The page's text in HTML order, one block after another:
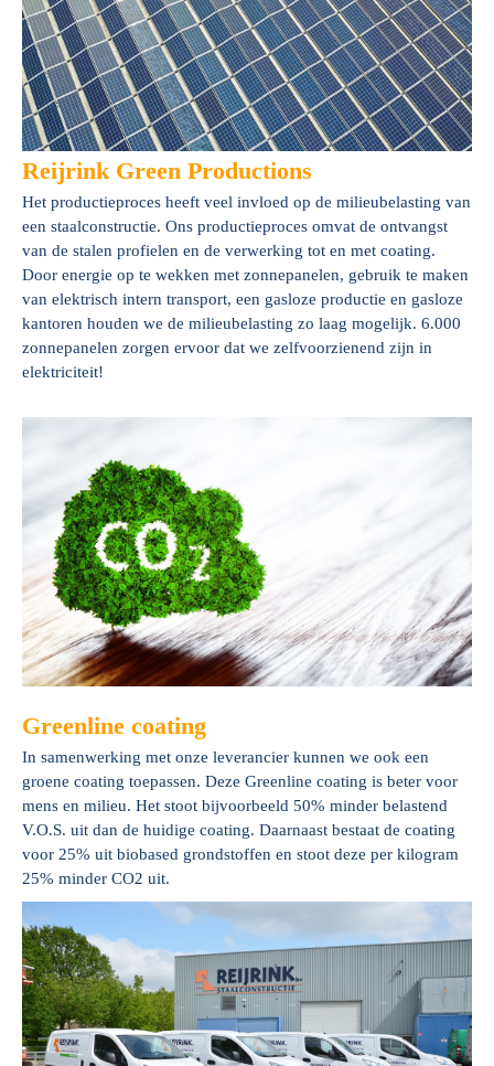
Reijrink Green Productions
Het productieproces heeft veel invloed op de milieubelasting van
een staalconstructie. Ons productieproces omvat de ontvangst
van de stalen profielen en de verwerking tot en met coating.
Door energie op te wekken met zonnepanelen, gebruik te maken
van elektrisch intern transport, een gasloze productie en gasloze
kantoren houden we de milieubelasting zo laag mogelijk. 6.000
zonnepanelen zorgen ervoor dat we zelfvoorzienend zijn in
elektriciteit!
Greenline coating
In samenwerking met onze leverancier kunnen we ook een
groene coating toepassen. Deze Greenline coating is beter voor
mens en milieu. Het stoot bijvoorbeeld 50% minder belastend
V.O.S. uit dan de huidige coating. Daarnaast bestaat de coating
voor 25% uit biobased grondstoffen en stoot deze per kilogram
25% minder CO2 uit.